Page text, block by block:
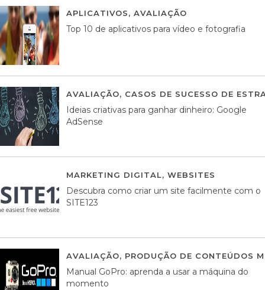
APLICATIVOS, AVALIAÇÃO
Top 10 de aplicativos para vídeo e fotografia
AVALIAÇÃO, CASOS DE SUCESSO DE
Ideias criativas para ganhar dinheiro: Google
AdSense
MARKETING DIGITAL, WEBSITES
Descubra como criar um site facilmente com o
SITE123
AVALIAÇÃO, PRODUÇÃO DE CONTEÚDOS
Manual GoPro: aprenda a usar a máquina do
momento